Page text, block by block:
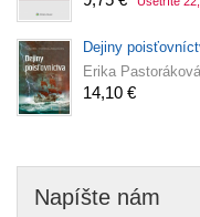
Dejiny
Erika
14,10 €
Napíšte nám